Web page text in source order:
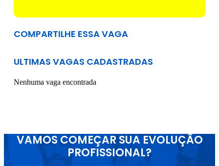
COMPARTILHE ESSA VAGA
ULTIMAS VAGAS CADASTRADAS
Nenhuma vaga encontrada
VAMOS COMEÇAR SUA EVOLUÇÃO
PROFISSIONAL?